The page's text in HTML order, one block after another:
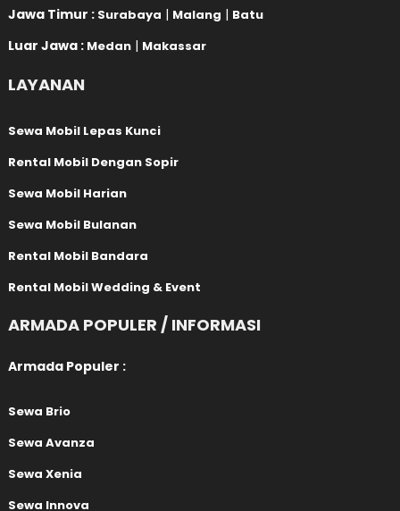
Jawa Timur : Surabaya | Malang | Batu
Luar Jawa : Medan | Makassar
LAYANAN
Sewa Mobil Lepas Kunci
Rental Mobil Dengan Sopir
Sewa Mobil Harian
Sewa Mobil Bulanan
Rental Mobil Bandara
Rental Mobil Wedding & Event
ARMADA POPULER / INFORMASI
Armada Populer :
Sewa Brio
Sewa Avanza
Sewa Xenia
Sewa Innova